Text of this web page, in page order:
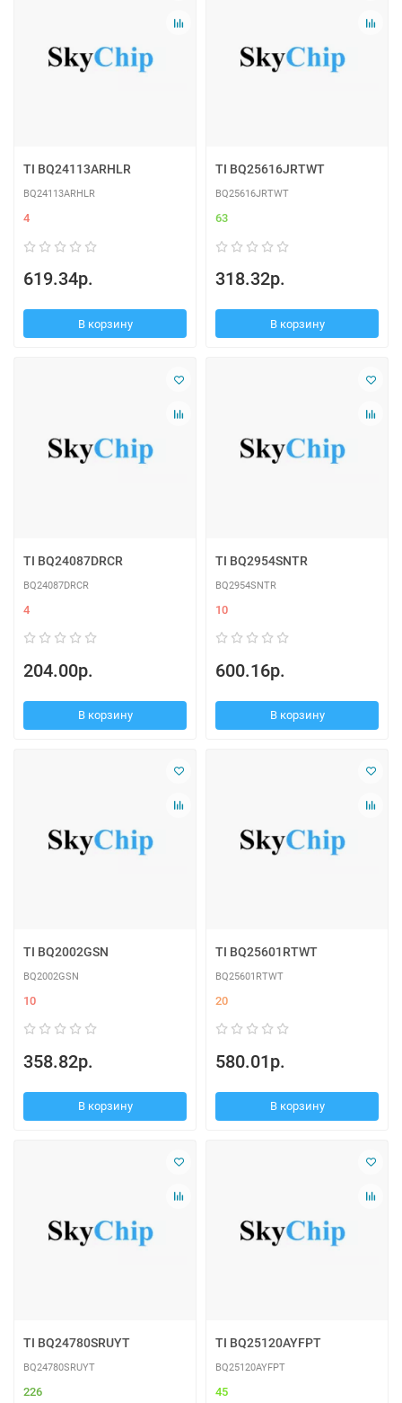
TI BQ24113ARHLR
BQ24113ARHLR
4
619.34р.
В корзину
TI BQ25616JRTWT
BQ25616JRTWT
63
318.32р.
В корзину
TI BQ24087DRCR
BQ24087DRCR
4
204.00р.
В корзину
TI BQ2954SNTR
BQ2954SNTR
10
600.16р.
В корзину
TI BQ2002GSN
BQ2002GSN
10
358.82р.
В корзину
TI BQ25601RTWT
BQ25601RTWT
20
580.01р.
В корзину
TI BQ24780SRUYT
BQ24780SRUYT
226
TI BQ25120AYFPT
BQ25120AYFPT
45